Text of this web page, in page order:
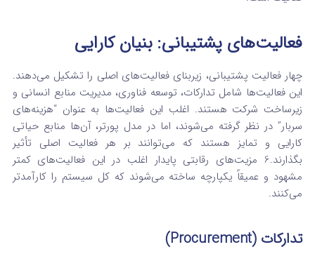
فعالیت‌های پشتیبانی: بنیان کارایی
چهار فعالیت پشتیبانی، زیربنای فعالیت‌های اصلی را تشکیل می‌دهند.
این فعالیت‌ها شامل تدارکات، توسعه فناوری، مدیریت منابع انسانی و
زیرساخت شرکت هستند. اغلب این فعالیت‌ها به عنوان “هزینه‌های
سربار” در نظر گرفته می‌شوند، اما در مدل پورتر، آن‌ها منابع حیاتی
کارایی و تمایز هستند که می‌توانند بر هر فعالیت اصلی تأثیر
بگذارند.6 مزیت‌های رقابتی پایدار اغلب در این فعالیت‌های کمتر
مشهود و عمیقاً یکپارچه ساخته می‌شوند که کل سیستم را کارآمدتر
می‌کنند.
تدارکات (Procurement)